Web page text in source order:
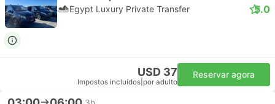
Egypt Luxury Private Transfer 5.0
USD 37
Impostos incluídos por adulto
Reservar agora